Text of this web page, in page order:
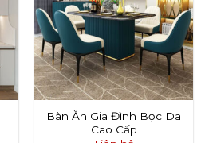
Bàn Ăn Gia Đình Bọc Da
Cao Cấp